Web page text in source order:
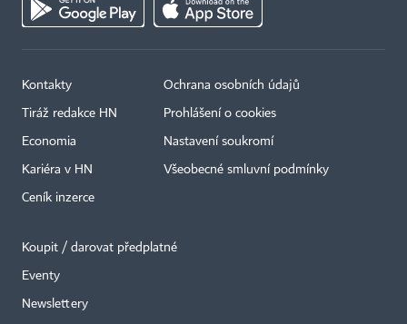
Kontakty
Tiráž redakce HN
Economia
Kariéra v HN
Ceník inzerce
Ochrana osobních údajů
Prohlášení o cookies
Nastavení soukromí
Všeobecné smluvní podmínky
Koupit / darovat předplatné
Eventy
Newslettery